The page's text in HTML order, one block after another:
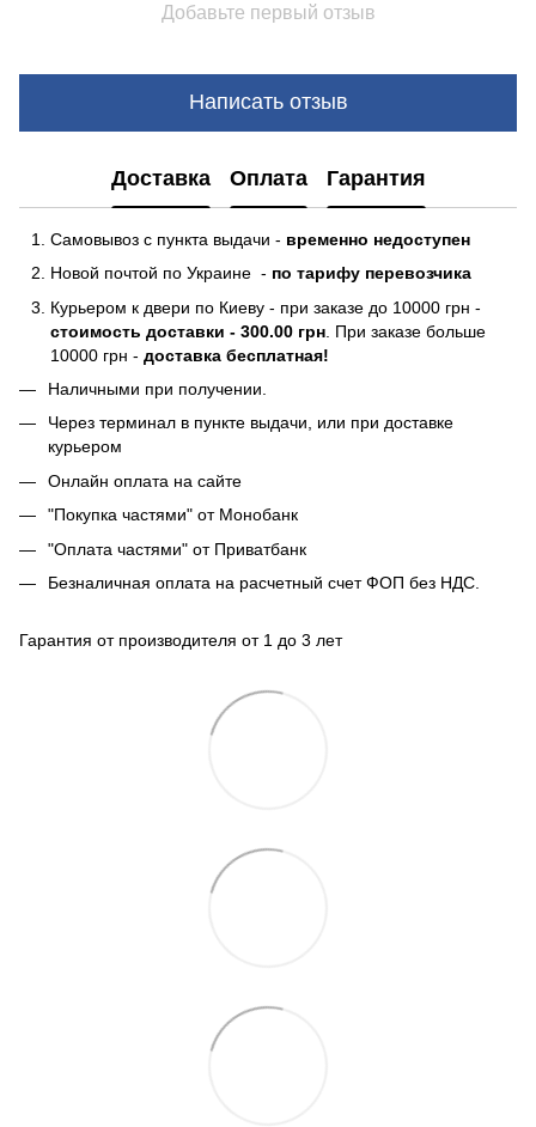
Добавьте первый отзыв
Написать отзыв
Доставка Оплата Гарантия
Самовывоз с пункта выдачи - временно недоступен
Новой почтой по Украине - по тарифу перевозчика
Курьером к двери по Киеву - при заказе до 10000 грн -
стоимость доставки - 300.00 грн . При заказе больше
10000 грн - доставка бесплатная!
Наличными при получении.
Через терминал в пункте выдачи, или при доставке
курьером
Онлайн оплата на сайте
"Покупка частями" от Монобанк
"Оплата частями" от Приватбанк
Безналичная оплата на расчетный счет ФОП без НДС.
Гарантия от производителя от 1 до 3 лет